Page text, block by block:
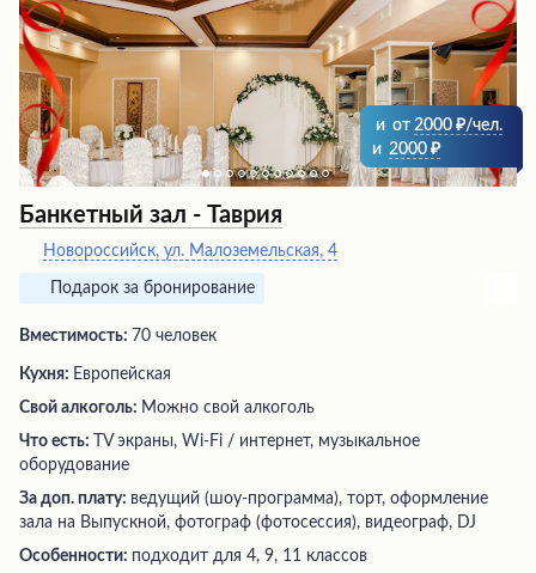
и от 2000
/чел.
и 2000
Банкетный зал - Таврия
Новороссийск, ул. Малоземельская, 4
Подарок за бронирование
Вместимость: 70 человек
Кухня: Европейская
Свой алкоголь: Можно свой алкоголь
Что есть:
TV экраны, Wi-Fi / интернет, музыкальное
оборудование
За доп. плату: ведущий (шоу-программа), торт, оформление
зала на Выпускной, фотограф (фотосессия), видеограф, DJ
Особенности: подходит для 4, 9, 11 классов